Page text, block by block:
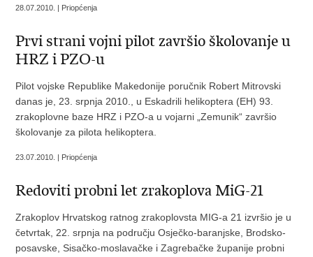
28.07.2010. | Priopćenja
Prvi strani vojni pilot završio školovanje u
HRZ i PZO-u
Pilot vojske Republike Makedonije poručnik Robert Mitrovski
danas je, 23. srpnja 2010., u Eskadrili helikoptera (EH) 93.
zrakoplovne baze HRZ i PZO-a u vojarni „Zemunik“ završio
školovanje za pilota helikoptera.
23.07.2010. | Priopćenja
Redoviti probni let zrakoplova MiG-21
Zrakoplov Hrvatskog ratnog zrakoplovsta MIG-a 21 izvršio je u
četvrtak, 22. srpnja na području Osječko-baranjske, Brodsko-
posavske, Sisačko-moslavačke i Zagrebačke županije probni